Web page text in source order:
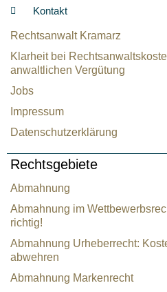
Kontakt
Rechtsanwalt Kramarz
Klarheit bei
anwaltlichen Vergütung
Jobs
Impressum
Datenschutzerklärung
Rechtsgebiete
Abmahnung
Abmahnung im
richtig!
Abmahnung Urheberrecht:
abwehren
Abmahnung Markenrecht